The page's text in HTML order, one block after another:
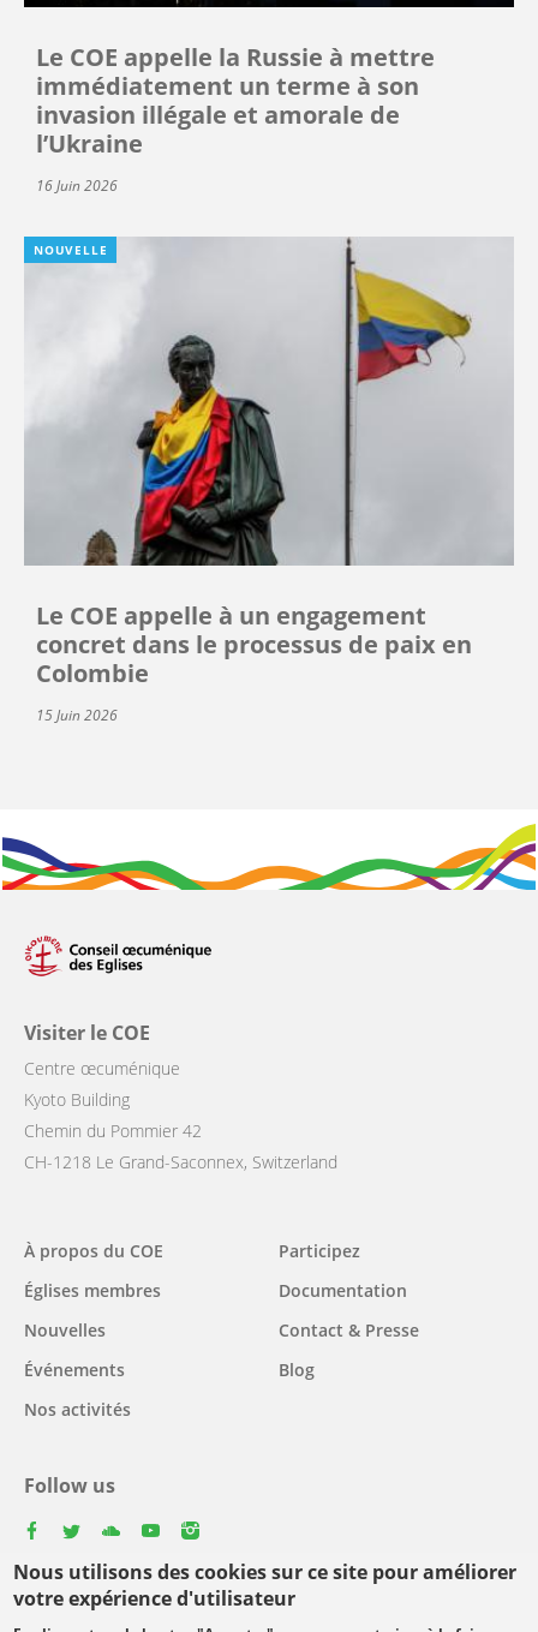
Nous utilisons des cookies sur ce site pour améliorer
votre expérience d'utilisateur
Le COE appelle la Russie à mettre
immédiatement un terme à son
invasion illégale et amorale de
l’Ukraine
16 Juin 2026
NOUVELLE
Le COE appelle à un engagement
concret dans le processus de paix en
Colombie
15 Juin 2026
Visiter le COE
Centre œcuménique
Kyoto Building
Chemin du Pommier 42
CH-1218 Le Grand-Saconnex, Switzerland
Main
navigation
À propos du COE
Églises membres
Nouvelles
Événements
Nos activités
Participez
Documentation
Contact & Presse
Blog
Follow us
Select
your